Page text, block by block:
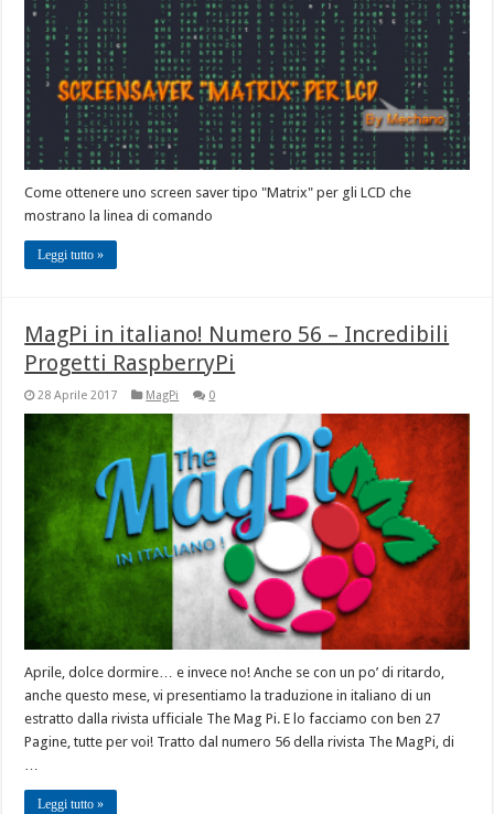
Come ottenere uno screen saver tipo "Matrix" per gli LCD che
mostrano la linea di comando
Leggi tutto »
MagPi in italiano! Numero 56 – Incredibili
Progetti RaspberryPi
28 Aprile 2017 MagPi 0
Aprile, dolce dormire… e invece no! Anche se con un po’ di ritardo,
anche questo mese, vi presentiamo la traduzione in italiano di un
estratto dalla rivista ufficiale The Mag Pi. E lo facciamo con ben 27
Pagine, tutte per voi! Tratto dal numero 56 della rivista The MagPi, di
…
Leggi tutto »